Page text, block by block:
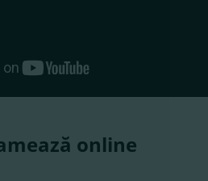
online